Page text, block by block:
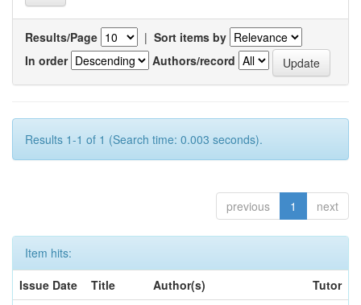
Results/Page | Sort items by
In order
Authors/record
Results 1-1 of 1 (Search time: 0.003 seconds).
previous 1 next
Item hits:
Issue Date
Title Author(s)
Tutor